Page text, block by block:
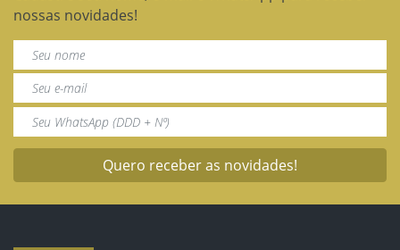
nossas novidades!
Quero receber as novidades!